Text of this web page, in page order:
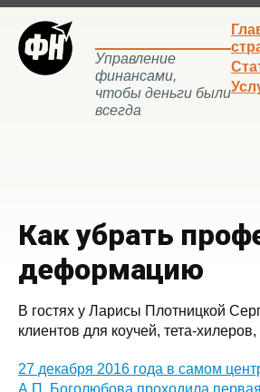
Управление
финансами,
чтобы деньги были
всегда
Как убрать
деформацию
В гостях у Ларисы Плотницкой
клиентов для коучей, тета-
27 декабря 2016 года в самом
А.П. Боголюбова проходила